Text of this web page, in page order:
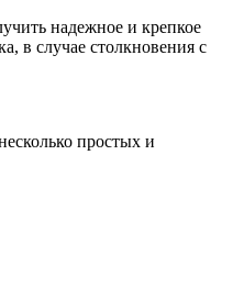
надежное и крепкое
в случае столкновения с
простых и